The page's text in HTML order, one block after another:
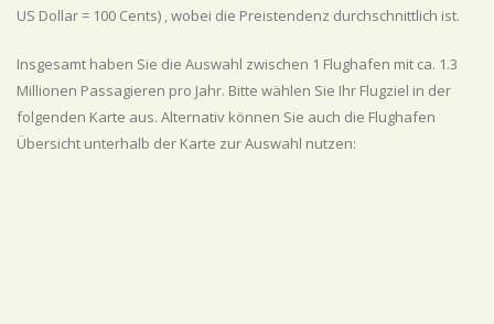
US Dollar = 100 Cents) , wobei die Preistendenz durchschnittlich ist.
Insgesamt haben Sie die Auswahl zwischen 1 Flughafen mit ca. 1.3
Millionen Passagieren pro Jahr. Bitte wählen Sie Ihr Flugziel in der
folgenden Karte aus. Alternativ können Sie auch die Flughafen
Übersicht unterhalb der Karte zur Auswahl nutzen: